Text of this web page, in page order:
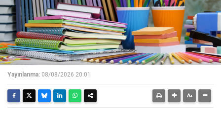
Yayınlanma: 08/08/2026 20:01